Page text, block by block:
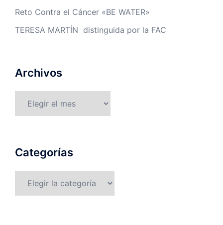
Reto Contra el Cáncer «BE WATER»
TERESA MARTÍN distinguida por la FAC
Archivos
Categorías